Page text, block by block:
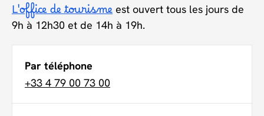
L'office de tourisme est ouvert tous les jours de
9h à 12h30 et de 14h à 19h.
Par téléphone
+33 4 79 00 73 00